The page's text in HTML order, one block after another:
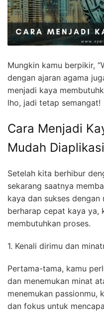
Mungkin kamu berpikir,
dengan ajaran agama
menjadi kaya
lho, jadi tetap semangat!
Cara Menjadi
Mudah
Setelah kita berhibur
sekarang saatnya
kaya dan sukses dengan
berharap cepat kaya ya,
membutuhkan proses.
1. Kenali dirimu dan
Pertama-tama, kamu
dan menemukan minat
menemukan passionmu,
dan fokus untuk